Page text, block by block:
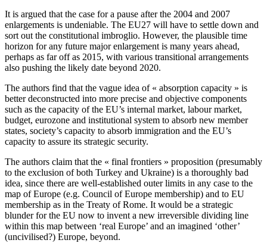
It is argued that the case for a pause after the 2004 and 2007
enlargements is undeniable. The EU27 will have to settle down and
sort out the constitutional imbroglio. However, the plausible time
horizon for any future major enlargement is many years ahead,
perhaps as far off as 2015, with various transitional arrangements
also pushing the likely date beyond 2020.
The authors find that the vague idea of « absorption capacity » is
better deconstructed into more precise and objective components
such as the capacity of the EU’s internal market, labour market,
budget, eurozone and institutional system to absorb new member
states, society’s capacity to absorb immigration and the EU’s
capacity to assure its strategic security.
The authors claim that the « final frontiers » proposition (presumably
to the exclusion of both Turkey and Ukraine) is a thoroughly bad
idea, since there are well-established outer limits in any case to the
map of Europe (e.g. Council of Europe membership) and to EU
membership as in the Treaty of Rome. It would be a strategic
blunder for the EU now to invent a new irreversible dividing line
within this map between ‘real Europe’ and an imagined ‘other’
(uncivilised?) Europe, beyond.